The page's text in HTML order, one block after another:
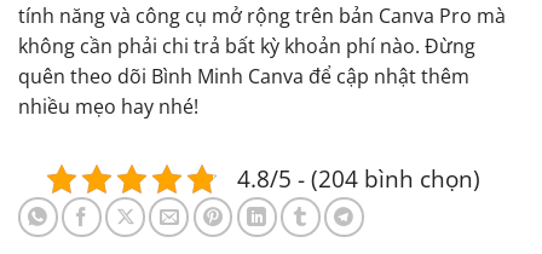
tính năng và công cụ mở rộng trên bản Canva Pro mà
không cần phải chi trả bất kỳ khoản phí nào. Đừng
quên theo dõi Bình Minh Canva để cập nhật thêm
nhiều mẹo hay nhé!
4.8/5 - (204 bình chọn)